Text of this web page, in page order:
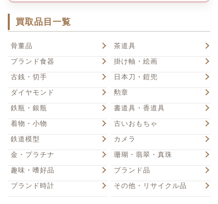
買取品目一覧
骨董品
茶道具
ブランド食器
掛け軸・絵画
古銭・切手
日本刀・鎧兜
ダイヤモンド
勲章
鉄瓶・銀瓶
書道具・香道具
着物・小物
古いおもちゃ
鉄道模型
カメラ
金・プラチナ
珊瑚・翡翠・真珠
趣味・嗜好品
ブランド品
ブランド時計
その他・リサイクル品